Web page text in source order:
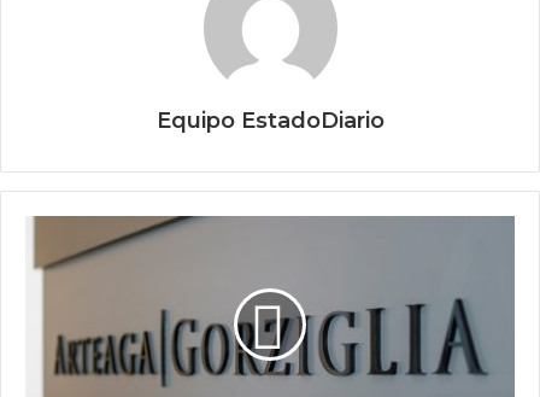
Equipo EstadoDiario